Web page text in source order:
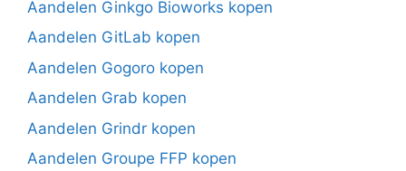
Aandelen Ginkgo Bioworks kopen
Aandelen GitLab kopen
Aandelen Gogoro kopen
Aandelen Grab kopen
Aandelen Grindr kopen
Aandelen Groupe FFP kopen